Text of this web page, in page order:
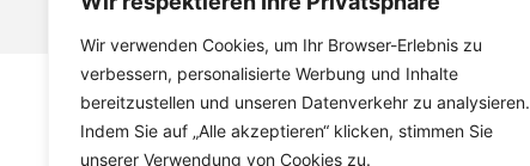
Wir verwenden Cookies, um Ihr Browser-Erlebnis zu
verbessern, personalisierte Werbung und Inhalte
bereitzustellen und unseren Datenverkehr zu analysieren.
Indem Sie auf „Alle akzeptieren“ klicken, stimmen Sie
unserer Verwendung von Cookies zu.